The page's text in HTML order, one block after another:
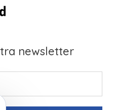
newsletter